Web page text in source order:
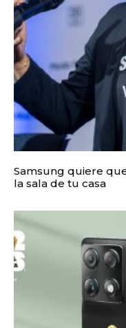
Samsung quiere
la sala de tu casa